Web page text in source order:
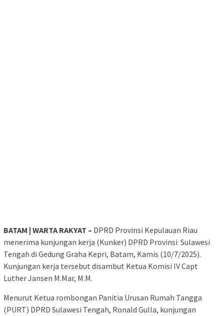
BATAM | WARTA RAKYAT – DPRD Provinsi Kepulauan Riau
menerima kunjungan kerja (Kunker) DPRD Provinsi Sulawesi
Tengah di Gedung Graha Kepri, Batam, Kamis (10/7/2025).
Kunjungan kerja tersebut disambut Ketua Komisi IV Capt
Luther Jansen M.Mar, M.M.
Menurut Ketua rombongan Panitia Urusan Rumah Tangga
(PURT) DPRD Sulawesi Tengah, Ronald Gulla, kunjungan